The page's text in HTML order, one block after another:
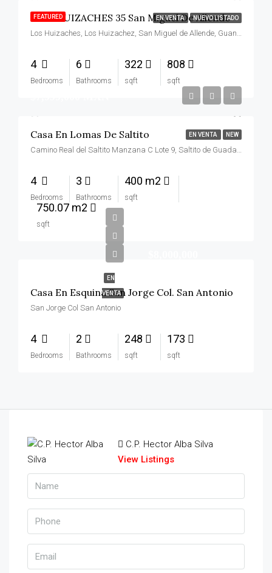
FEATURED EN VENTA NUEVO LISTADO
Casa HUIZACHES 35 San Miguel De Allende
Los Huizaches, Los Huizachez, San Miguel de Allende, Guanajuato, 37797, México
4
Bedrooms
6
Bathrooms
322
sqft
808
sqft
EN VENTA NEW
Casa En Lomas De Saltito
Camino Real del Saltito Manzana C Lote 9, Saltito de Guadalupe, San Miguel de Allende
4
Bedrooms
3
Bathrooms
400 m2
sqft
750.07 m2
sqft
EN
VENTA
Casa En Esquina San Jorge Col. San Antonio
San Jorge Col San Antonio
4
Bedrooms
2
Bathrooms
248
sqft
173
sqft
C.P. Hector Alba Silva
View Listings